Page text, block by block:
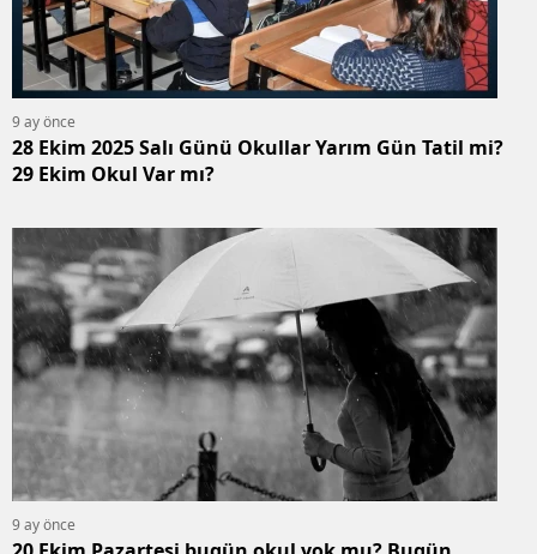
9 ay önce
28 Ekim 2025 Salı Günü Okullar Yarım Gün Tatil mi?
29 Ekim Okul Var mı?
9 ay önce